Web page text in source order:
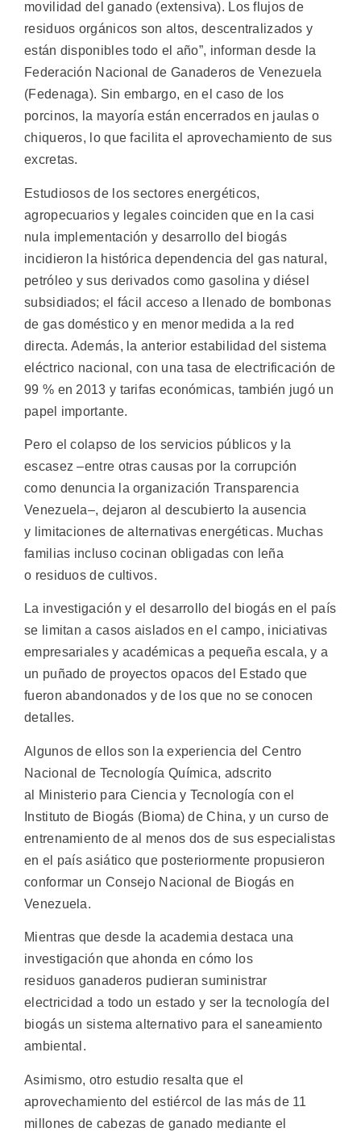
movilidad del ganado (extensiva). Los flujos de
residuos orgánicos son altos, descentralizados y
están disponibles todo el año”, informan desde la
Federación Nacional de Ganaderos de Venezuela
(Fedenaga). Sin embargo, en el caso de los
porcinos, la mayoría están encerrados en jaulas o
chiqueros, lo que facilita el aprovechamiento de sus
excretas.
Estudiosos de los sectores energéticos,
agropecuarios y legales coinciden que en la casi
nula implementación y desarrollo del biogás
incidieron la histórica dependencia del gas natural,
petróleo y sus derivados como gasolina y diésel
subsidiados; el fácil acceso a llenado de bombonas
de gas doméstico y en menor medida a la red
directa. Además, la anterior estabilidad del sistema
eléctrico nacional, con una tasa de electrificación de
99 % en 2013 y tarifas económicas, también jugó un
papel importante.
Pero el colapso de los servicios públicos y la
escasez –entre otras causas por la corrupción
como denuncia la organización Transparencia
Venezuela–, dejaron al descubierto la ausencia
y limitaciones de alternativas energéticas. Muchas
familias incluso cocinan obligadas con leña
o residuos de cultivos.
La investigación y el desarrollo del biogás en el país
se limitan a casos aislados en el campo, iniciativas
empresariales y académicas a pequeña escala, y a
un puñado de proyectos opacos del Estado que
fueron abandonados y de los que no se conocen
detalles.
Algunos de ellos son la experiencia del Centro
Nacional de Tecnología Química, adscrito
al Ministerio para Ciencia y Tecnología con el
Instituto de Biogás (Bioma) de China, y un curso de
entrenamiento de al menos dos de sus especialistas
en el país asiático que posteriormente propusieron
conformar un Consejo Nacional de Biogás en
Venezuela.
Mientras que desde la academia destaca una
investigación que ahonda en cómo los
residuos ganaderos pudieran suministrar
electricidad a todo un estado y ser la tecnología del
biogás un sistema alternativo para el saneamiento
ambiental.
Asimismo, otro estudio resalta que el
aprovechamiento del estiércol de las más de 11
millones de cabezas de ganado mediante el